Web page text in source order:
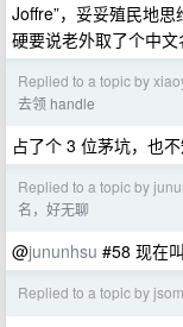
Joffre”，妥妥殖民地思
硬要说老外取了个中
Replied to a topic by
去领 handle
占了个 3 位茅坑，也
Replied to a topic by
名，好无聊
@jununhsu #58 现在
Replied to a topic by